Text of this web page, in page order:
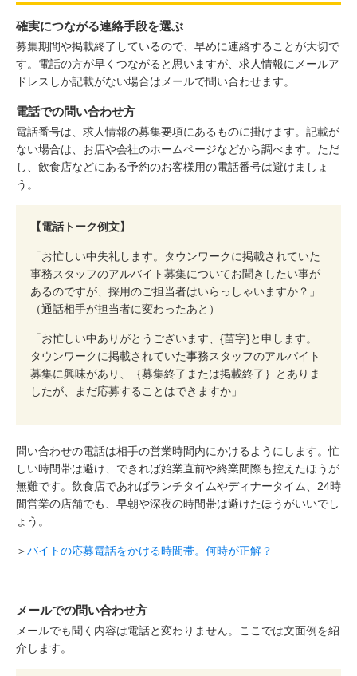
確実につながる連絡手段を選ぶ
募集期間や掲載終了しているので、早めに連絡することが大切で
す。電話の方が早くつながると思いますが、求人情報にメールア
ドレスしか記載がない場合はメールで問い合わせます。
電話での問い合わせ方
電話番号は、求人情報の募集要項にあるものに掛けます。記載が
ない場合は、お店や会社のホームページなどから調べます。ただ
し、飲食店などにある予約のお客様用の電話番号は避けましょ
う。
【電話トーク例文】
「お忙しい中失礼します。タウンワークに掲載されていた
事務スタッフのアルバイト募集についてお聞きしたい事が
あるのですが、採用のご担当者はいらっしゃいますか？」
（通話相手が担当者に変わったあと）
「お忙しい中ありがとうございます、{苗字}と申します。
タウンワークに掲載されていた事務スタッフのアルバイト
募集に興味があり、｛募集終了または掲載終了｝とありま
したが、まだ応募することはできますか」
問い合わせの電話は相手の営業時間内にかけるようにします。忙
しい時間帯は避け、できれば始業直前や終業間際も控えたほうが
無難です。飲食店であればランチタイムやディナータイム、24時
間営業の店舗でも、早朝や深夜の時間帯は避けたほうがいいでし
ょう。
＞バイトの応募電話をかける時間帯。何時が正解？
メールでの問い合わせ方
メールでも聞く内容は電話と変わりません。ここでは文面例を紹
介します。